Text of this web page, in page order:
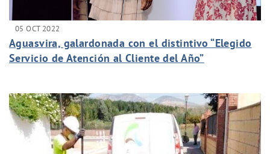
05 OCT 2022
Aguasvira, galardonada con el distintivo “Elegido
Servicio de Atención al Cliente del Año”